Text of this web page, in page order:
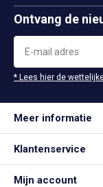
Ontvang de
* Lees hier de
Meer informatie
Klantenservice
Mijn account